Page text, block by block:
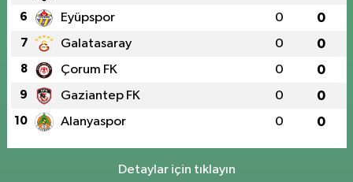
6 Eyüpspor 0 0
7 Galatasaray 0 0
8 Çorum FK 0 0
9 Gaziantep FK 0 0
10 Alanyaspor 0 0
Detaylar için tıklayın